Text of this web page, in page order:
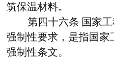
筑保温材料。
第四十六条 国家
强制性要求，是指国家
强制性条文。